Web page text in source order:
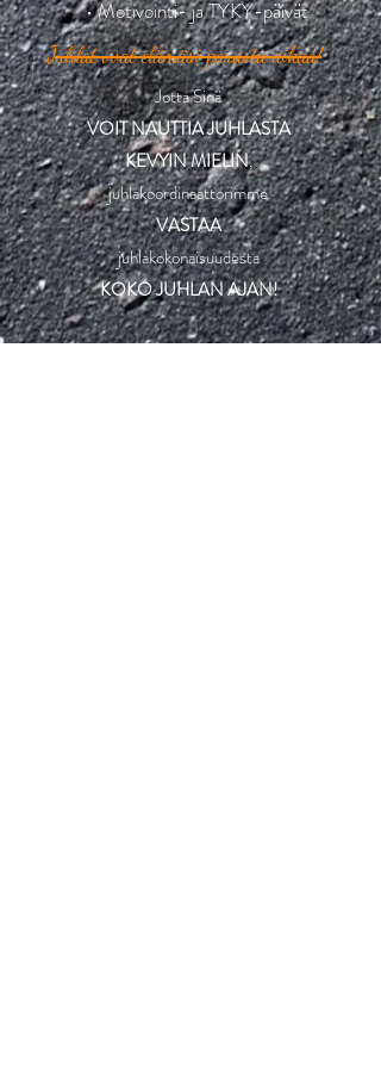
• Motivointi- ja TYKY-päivät
Juhlat ovat elämäsi parasta aikaa!
Jotta Sinä
VOIT NAUTTIA JUHLASTA
KEVYIN MIELIN,
juhlakoordinaattorimme
VASTAA
juhlakokonaisuudesta
KOKO JUHLAN AJAN!